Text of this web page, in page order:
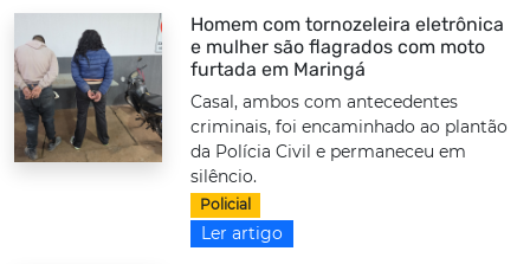
Homem com tornozeleira eletrônica
e mulher são flagrados com moto
furtada em Maringá
Casal, ambos com antecedentes
criminais, foi encaminhado ao plantão
da Polícia Civil e permaneceu em
silêncio.
Policial
Ler artigo